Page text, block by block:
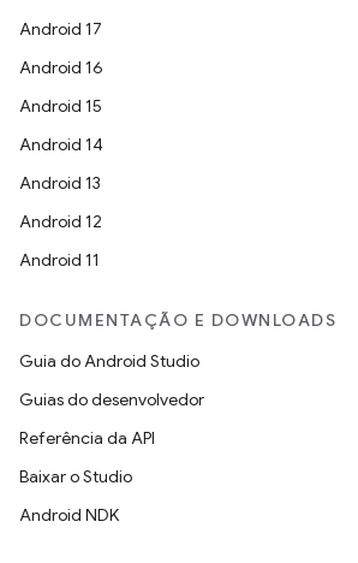
Android 17
Android 16
Android 15
Android 14
Android 13
Android 12
Android 11
DOCUMENTAÇÃO E DOWNLOADS
Guia do Android Studio
Guias do desenvolvedor
Referência da API
Baixar o Studio
Android NDK